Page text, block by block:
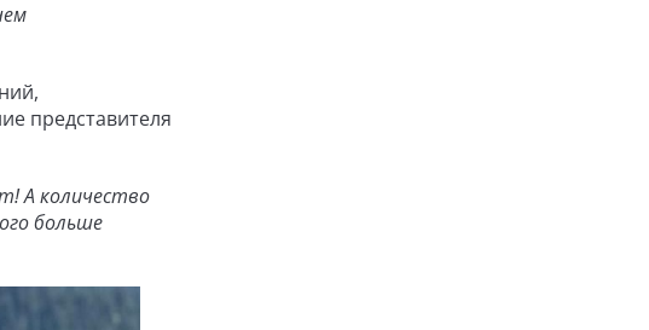
представителя
А количество
больше